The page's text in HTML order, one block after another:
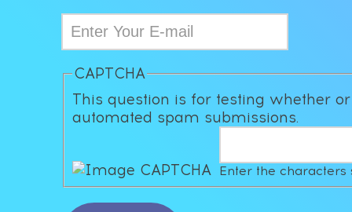
CAPTCHA
This question is for testing whether
automated spam submissions.
Enter the